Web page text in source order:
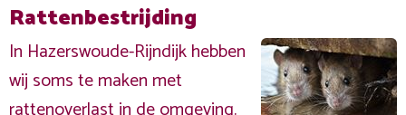
Rattenbestrijding
In Hazerswoude-Rijndijk hebben
wij soms te maken met